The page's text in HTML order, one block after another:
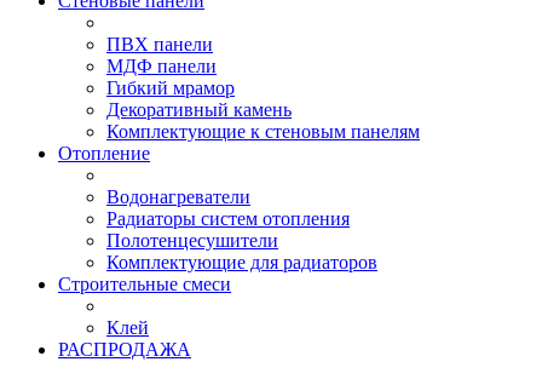
ПВХ панели
МДФ панели
Гибкий мрамор
Декоративный камень
Комплектующие к стеновым панелям
Отопление
Водонагреватели
Радиаторы систем отопления
Полотенцесушители
Комплектующие для радиаторов
Строительные смеси
Клей
РАСПРОДАЖА